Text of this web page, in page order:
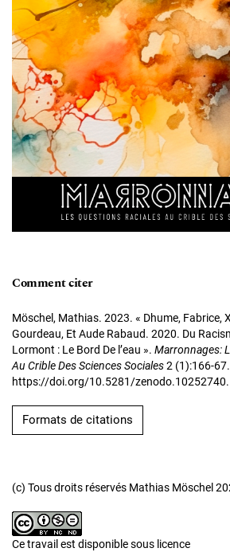
Comment citer
Möschel, Mathias. 2023. « Dhume, Fabrice,
Gourdeau, Et Aude Rabaud. 2020. Du
Lormont : Le Bord De l’eau ». Marronnages:
Au Crible Des Sciences Sociales2 (1):166-67.
https://doi.org/10.5281/zenodo.10252740.
Formats de citations
(c) Tous droits réservés Mathias Möschel
Ce travail est disponible sous licence